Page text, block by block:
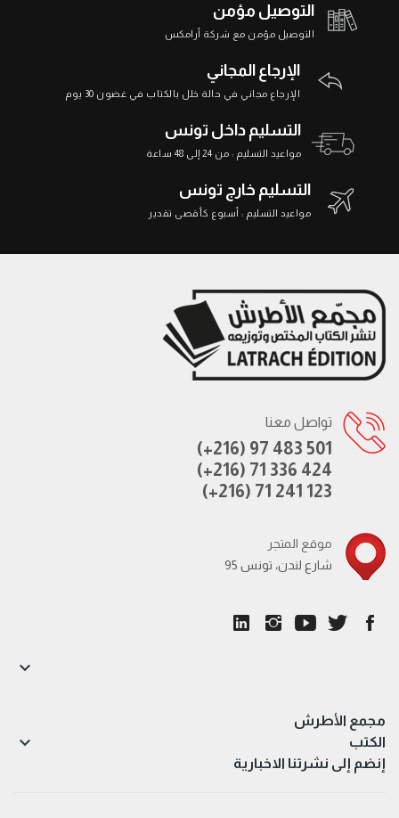
التوصيل مؤمن
التوصيل مؤمن مع شركة أرامكس
الإرجاع المجاني
الإرجاع مجاني في حالة خلل بالكتاب في غضون 30 يوم
التسليم داخل تونس
مواعيد التسليم : من 24 إلى 48 ساعة
التسليم خارج تونس
مواعيد التسليم : أسبوع كأقصى تقدير
تواصل معنا
(+216) 97 483 501
(+216) 71 336 424
(+216) 71 241 123
موقع المتجر
95 شارع لندن، تونس
مجمع الأطرش

الكتب 
إنضم إلى نشرتنا الاخبارية